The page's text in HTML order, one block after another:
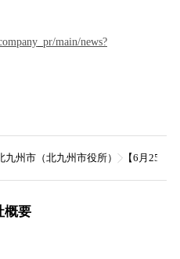
main/news?
九州市（北九州市役所） 【6月25日
概要